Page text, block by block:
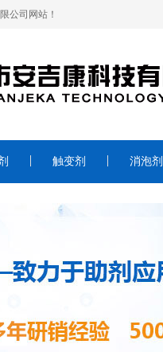
公司网站！
触变剂 消泡剂